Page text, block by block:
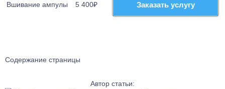
Вшивание ампулы 5 400₽ Заказать услугу
Заказать услугу
Содержание страницы
Автор статьи: